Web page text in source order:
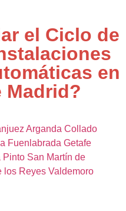
el Ciclo de
en
Madrid?
Arganda Collado
Fuenlabrada Getafe
Pinto San Martín de
los Reyes Valdemoro